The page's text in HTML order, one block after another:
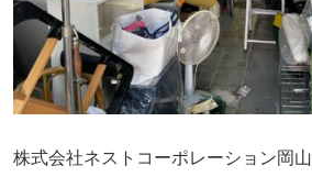
株式会社ネストコーポレーション岡山